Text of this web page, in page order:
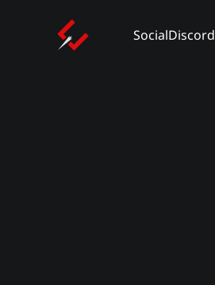
SocialDiscord